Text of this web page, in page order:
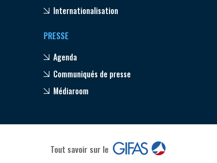
Internationalisation
PRESSE
Agenda
Communiqués de presse
Médiaroom
Tout savoir sur le